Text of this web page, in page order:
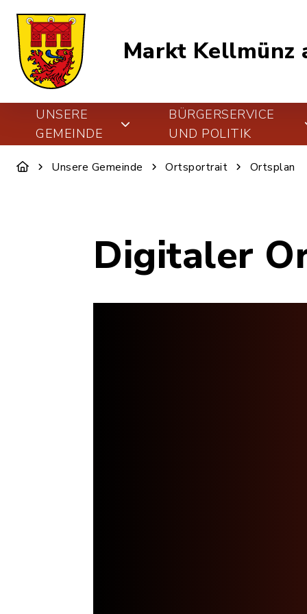
Markt Kellmünz
UNSERE
GEMEINDE
BÜRGERSERVICE
UND POLITIK
Unsere Gemeinde Ortsportrait Ortsplan
Digitaler